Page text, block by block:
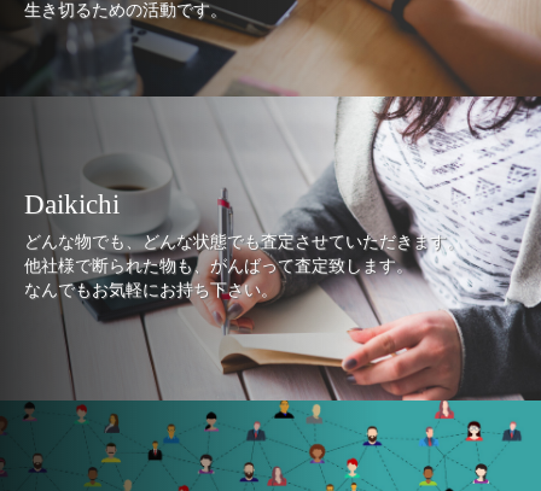
生き切るための活動です。
Daikichi
どんな物でも、どんな状態でも査定させていただきます。
他社様で断られた物も、がんばって査定致します。
なんでもお気軽にお持ち下さい。